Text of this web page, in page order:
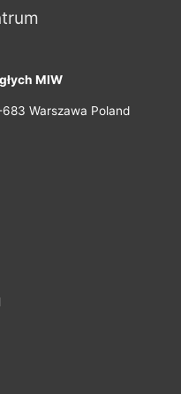
MIW
Warszawa Poland